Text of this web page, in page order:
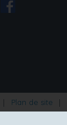
| Plan de site |